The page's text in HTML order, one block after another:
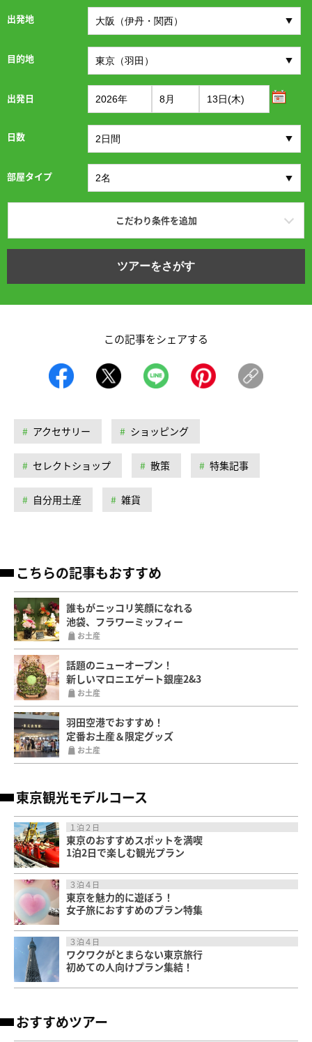
出発地
目的地
出発日
日数
部屋タイプ
こだわり条件を追加
ツアーをさがす
この記事をシェアする
アクセサリー ショッピング
セレクトショップ 散策 特集記事
自分用土産 雑貨
こちらの記事もおすすめ
誰もがニッコリ笑顔になれる
池袋、フラワーミッフィー
お土産
話題のニューオープン！
新しいマロニエゲート銀座2&3
お土産
羽田空港でおすすめ！
定番お土産＆限定グッズ
お土産
東京観光モデルコース
１泊２日
東京のおすすめスポットを満喫
1泊2日で楽しむ観光プラン
３泊４日
東京を魅力的に遊ぼう！
女子旅におすすめのプラン特集
３泊４日
ワクワクがとまらない東京旅行
初めての人向けプラン集結！
おすすめツアー